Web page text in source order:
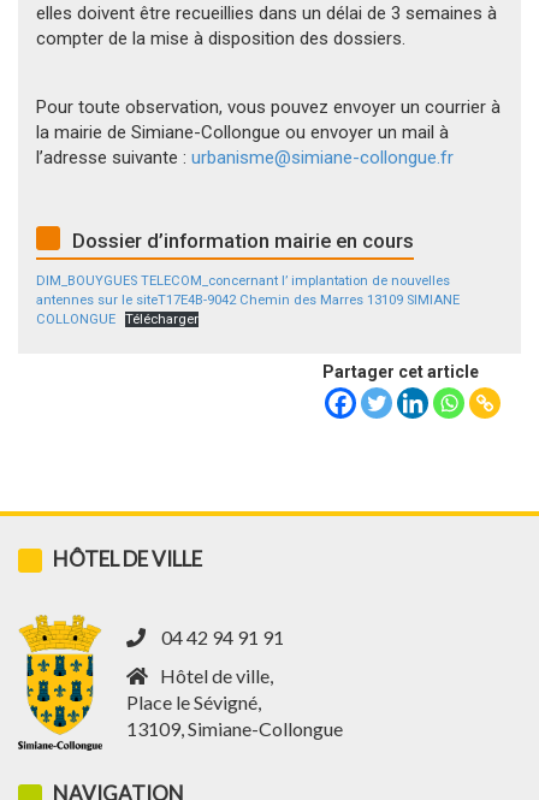
elles doivent être recueillies dans un délai de 3 semaines à
compter de la mise à disposition des dossiers.
Pour toute observation, vous pouvez envoyer un courrier à
la mairie de Simiane-Collongue ou envoyer un mail à
l’adresse suivante : urbanisme@simiane-collongue.fr
Dossier d’information mairie en cours
DIM_BOUYGUES TELECOM_concernant l’ implantation de nouvelles
antennes sur le siteT17E4B-9042 Chemin des Marres 13109 SIMIANE
COLLONGUE
Télécharger
Partager cet article
HÔTEL DE VILLE
04 42 94 91 91
Hôtel de ville,
Place le Sévigné,
13109, Simiane-Collongue
NAVIGATION